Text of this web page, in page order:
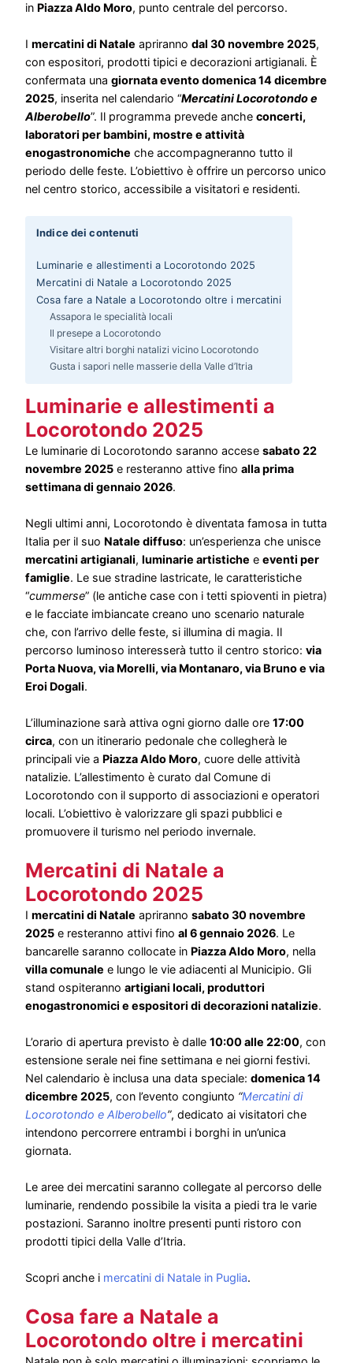
in Piazza Aldo Moro, punto centrale del percorso.
I mercatini di Natale apriranno dal 30 novembre 2025,
con espositori, prodotti tipici e decorazioni artigianali. È
confermata una giornata evento domenica 14 dicembre
2025, inserita nel calendario “Mercatini Locorotondo e
Alberobello”. Il programma prevede anche concerti,
laboratori per bambini, mostre e attività
enogastronomiche che accompagneranno tutto il
periodo delle feste. L’obiettivo è offrire un percorso unico
nel centro storico, accessibile a visitatori e residenti.
Indice dei contenuti
Luminarie e allestimenti a Locorotondo 2025
Mercatini di Natale a Locorotondo 2025
Cosa fare a Natale a Locorotondo oltre i mercatini
Assapora le specialità locali
Il presepe a Locorotondo
Visitare altri borghi natalizi vicino Locorotondo
Gusta i sapori nelle masserie della Valle d’Itria
Luminarie e allestimenti a
Locorotondo 2025
Le luminarie di Locorotondo saranno accese sabato 22
novembre 2025 e resteranno attive fino alla prima
settimana di gennaio 2026.
Negli ultimi anni, Locorotondo è diventata famosa in tutta
Italia per il suo Natale diffuso: un’esperienza che unisce
mercatini artigianali, luminarie artistiche e eventi per
famiglie. Le sue stradine lastricate, le caratteristiche
“cummerse” (le antiche case con i tetti spioventi in pietra)
e le facciate imbiancate creano uno scenario naturale
che, con l’arrivo delle feste, si illumina di magia. Il
percorso luminoso interesserà tutto il centro storico: via
Porta Nuova, via Morelli, via Montanaro, via Bruno e via
Eroi Dogali.
L’illuminazione sarà attiva ogni giorno dalle ore 17:00
circa, con un itinerario pedonale che collegherà le
principali vie a Piazza Aldo Moro, cuore delle attività
natalizie. L’allestimento è curato dal Comune di
Locorotondo con il supporto di associazioni e operatori
locali. L’obiettivo è valorizzare gli spazi pubblici e
promuovere il turismo nel periodo invernale.
Mercatini di Natale a
Locorotondo 2025
I mercatini di Natale apriranno sabato 30 novembre
2025 e resteranno attivi fino al 6 gennaio 2026. Le
bancarelle saranno collocate in Piazza Aldo Moro, nella
villa comunale e lungo le vie adiacenti al Municipio. Gli
stand ospiteranno artigiani locali, produttori
enogastronomici e espositori di decorazioni natalizie.
L’orario di apertura previsto è dalle 10:00 alle 22:00, con
estensione serale nei fine settimana e nei giorni festivi.
Nel calendario è inclusa una data speciale: domenica 14
dicembre 2025, con l’evento congiunto “Mercatini di
Locorotondo e Alberobello”, dedicato ai visitatori che
intendono percorrere entrambi i borghi in un’unica
giornata.
Le aree dei mercatini saranno collegate al percorso delle
luminarie, rendendo possibile la visita a piedi tra le varie
postazioni. Saranno inoltre presenti punti ristoro con
prodotti tipici della Valle d’Itria.
Scopri anche i mercatini di Natale in Puglia.
Cosa fare a Natale a
Locorotondo oltre i mercatini